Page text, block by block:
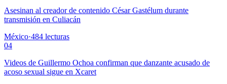
Asesinan al creador de contenido César Gastélum durante
transmisión en Culiacán
México·484 lecturas
04
Videos de Guillermo Ochoa confirman que danzante acusado de
acoso sexual sigue en Xcaret